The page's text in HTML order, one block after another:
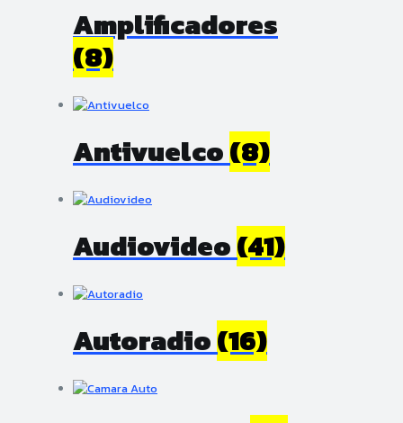
Amplificadores
(8)
Antivuelco(8)
Audiovideo(41)
Autoradio(16)